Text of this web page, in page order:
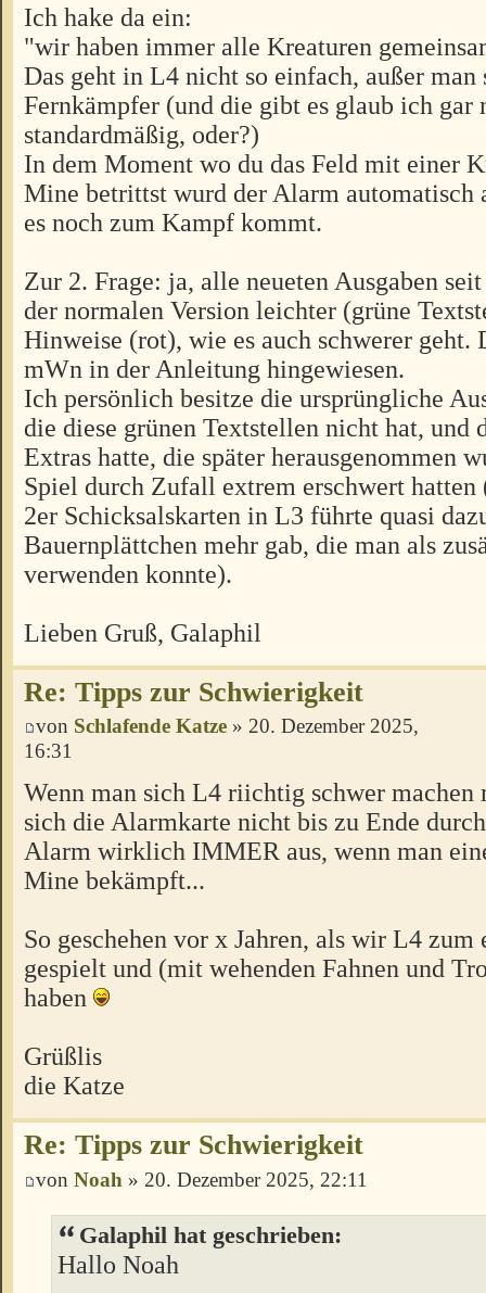
Ich hake da ein:
"wir haben immer alle Kreaturen
Das geht in L4 nicht so einfach, außer man
Fernkämpfer (und die gibt es glaub ich gar
standardmäßig, oder?)
In dem Moment wo du das Feld mit einer
Mine betrittst wurd der Alarm automatisch
es noch zum Kampf kommt.
Zur 2. Frage: ja, alle neueten Ausgaben
der normalen Version leichter (grüne
Hinweise (rot), wie es auch schwerer geht.
mWn in der Anleitung hingewiesen.
Ich persönlich besitze die ursprüngliche
die diese grünen Textstellen nicht hat, und
Extras hatte, die später herausgenommen
Spiel durch Zufall extrem erschwert
2er Schicksalskarten in L3 führte quasi
Bauernplättchen mehr gab, die man als
verwenden konnte).
Lieben Gruß, Galaphil
Re: Tipps zur Schwierigkeit
von Schlafende Katze » 20. Dezember 2025,
16:31
Wenn man sich L4 riichtig schwer machen
sich die Alarmkarte nicht bis zu Ende
Alarm wirklich IMMER aus, wenn man
Mine bekämpft...
So geschehen vor x Jahren, als wir L4 zum
gespielt und (mit wehenden Fahnen und
haben
Grüßlis
die Katze
Re: Tipps zur Schwierigkeit
von Noah » 20. Dezember 2025, 22:11
Galaphil hat geschrieben:
Hallo Noah